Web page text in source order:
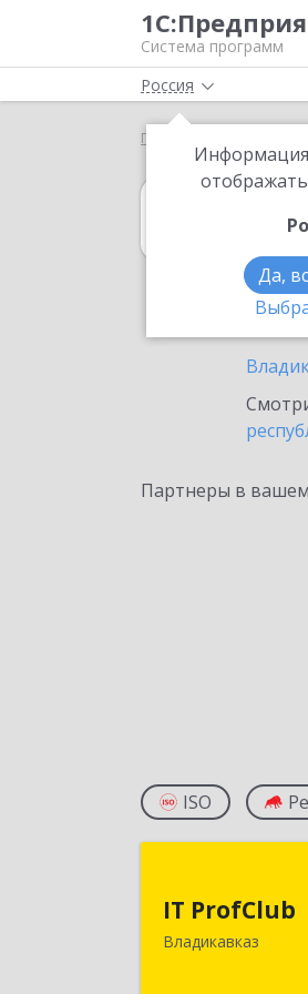
Система программ
Россия
Информация
Да,
Главная
в
Партнеры в
ISO
IT ProfClub
Владикавказ
Респ,